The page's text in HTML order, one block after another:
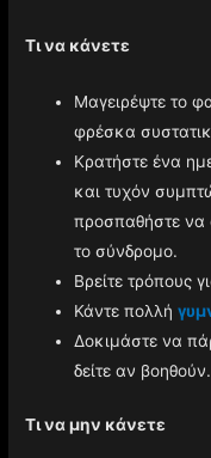
Τι να κάνετε
Μαγειρέψτε το
φρέσκα
Κρατήστε ένα
και τυχόν
προσπαθήστε να
το σύνδρομο.
Βρείτε τρόπους
Κάντε πολλή
Δοκιμάστε να
δείτε αν βοηθούν.
Τι να μην κάνετε